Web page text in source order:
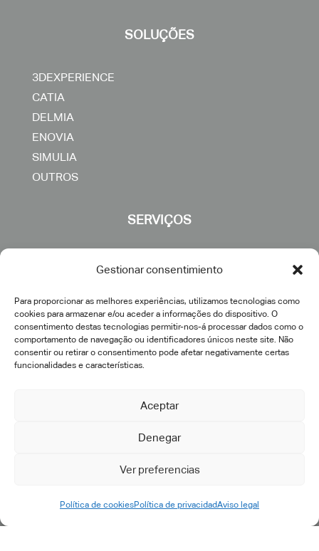
Gestionar consentimiento
Para proporcionar as melhores experiências, utilizamos tecnologias como
cookies para armazenar e/ou aceder a informações do dispositivo. O
consentimento destas tecnologias permitir-nos-á processar dados como o
comportamento de navegação ou identificadores únicos neste site. Não
consentir ou retirar o consentimento pode afetar negativamente certas
funcionalidades e características.
Aceptar
Denegar
Ver preferencias
Política de cookiesPolítica de privacidadAviso legal
SOLUÇÕES
3DEXPERIENCE
CATIA
DELMIA
ENOVIA
SIMULIA
OUTROS
SERVIÇOS
Implementação PLM
Engenharia IT e acompanhamento
Desenvolvimentos específicos
Pós-venda